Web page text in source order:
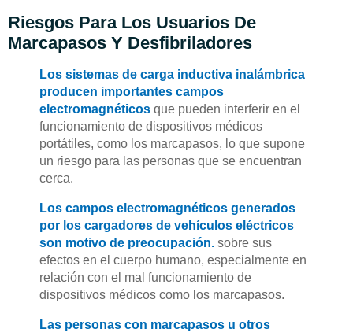
Riesgos Para Los Usuarios De
Marcapasos Y Desfibriladores
Los sistemas de carga inductiva inalámbrica
producen importantes campos
electromagnéticos que pueden interferir en el
funcionamiento de dispositivos médicos
portátiles, como los marcapasos, lo que supone
un riesgo para las personas que se encuentran
cerca.
Los campos electromagnéticos generados
por los cargadores de vehículos eléctricos
son motivo de preocupación. sobre sus
efectos en el cuerpo humano, especialmente en
relación con el mal funcionamiento de
dispositivos médicos como los marcapasos.
Las personas con marcapasos u otros